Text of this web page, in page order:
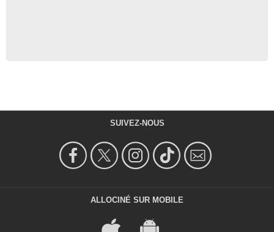
SUIVEZ-NOUS
ALLOCINÉ SUR MOBILE